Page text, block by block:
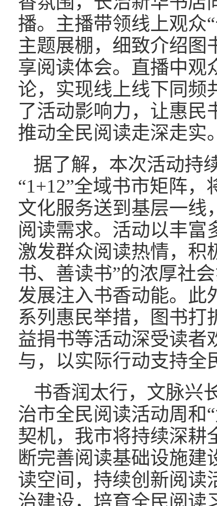
播。主播带领线上观众
主题展棚，细致介绍图
享阅读体会。直播中观
论，实现线上线下同频
了活动影响力，让惠民
推动全民阅读走深走实
据了解，本次活动持
“1+12”全域书市矩阵
文化服务送到基层一线
阅读需求。活动以丰富
激发群众阅读热情，积
书、善读书”的浓厚社
发展注入书香动能。此
系列惠民举措，图书打
益捐书等活动深受读者
与，以实际行动支持全
书香润太行，文脉兴
治市全民阅读活动周和
契机，我市将持续深耕
断完善阅读基础设施建
读空间，持续创新阅读
治建设，培育全民阅读